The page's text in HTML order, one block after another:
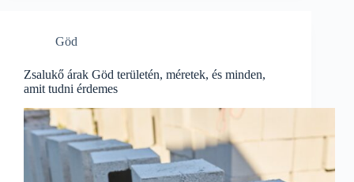
Göd
Zsalukő árak Göd területén, méretek, és minden,
amit tudni érdemes